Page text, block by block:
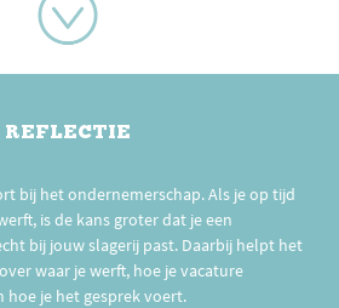
REFLECTIE
bij het ondernemerschap. Als je op tijd
is de kans groter dat je een
bij jouw slagerij past. Daarbij helpt het
waar je werft, hoe je vacature
hoe je het gesprek voert.